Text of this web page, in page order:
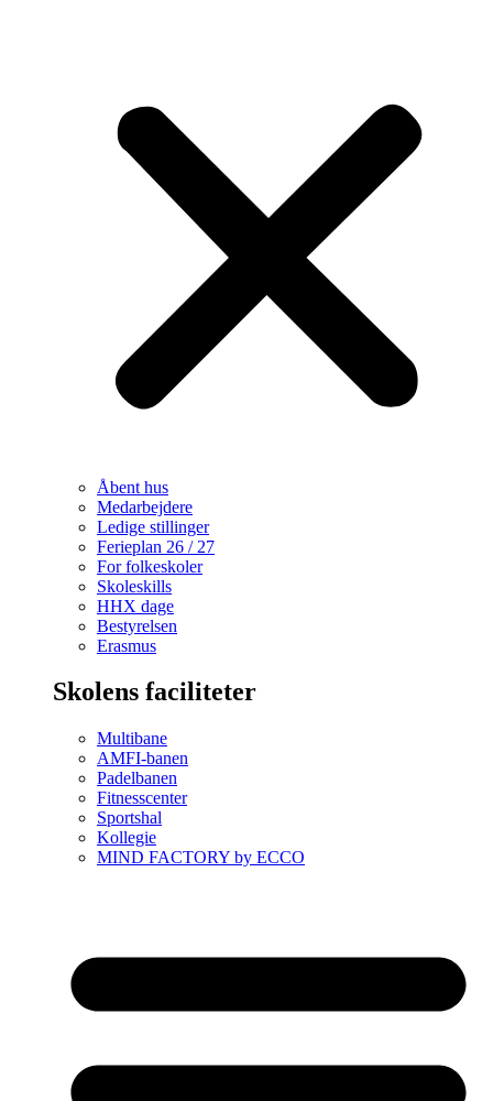
Åbent hus
Medarbejdere
Ledige stillinger
Ferieplan 26 / 27
For folkeskoler
Skoleskills
HHX dage
Bestyrelsen
Erasmus
Skolens faciliteter
Multibane
AMFI-banen
Padelbanen
Fitnesscenter
Sportshal
Kollegie
MIND FACTORY by ECCO